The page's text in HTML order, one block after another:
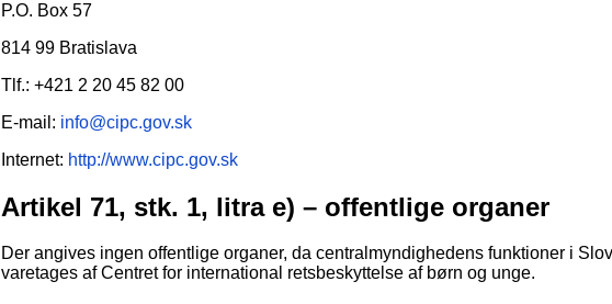
P.O. Box 57
814 99 Bratislava
Tlf.: +421 2 20 45 82 00
E-mail: info@cipc.gov.sk
Internet: http://www.cipc.gov.sk
Artikel 71, stk. 1, litra e) – offentlige organer
Der angives ingen offentlige organer, da centralmyndighedens funktioner i
varetages af Centret for international retsbeskyttelse af børn og unge.